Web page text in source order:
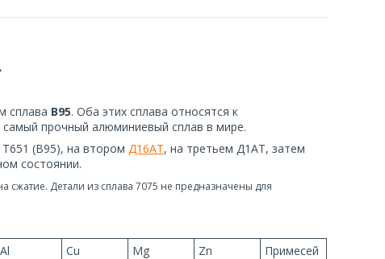
сплава В95. Оба этих сплава относятся к
прочный алюминиевый сплав в мире.
(В95), на втором Д16АТ, на третьем Д1АТ, затем
состоянии.
сжатие. Детали из сплава 7075 не предназначены для
Al Cu Mg Zn Примесей